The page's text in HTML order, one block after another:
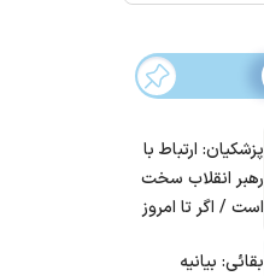
پزشکیان: ارتباط با
رهبر انقلاب سخت
است / اگر تا امروز
مردم ایران است
بقائی: بیانیه